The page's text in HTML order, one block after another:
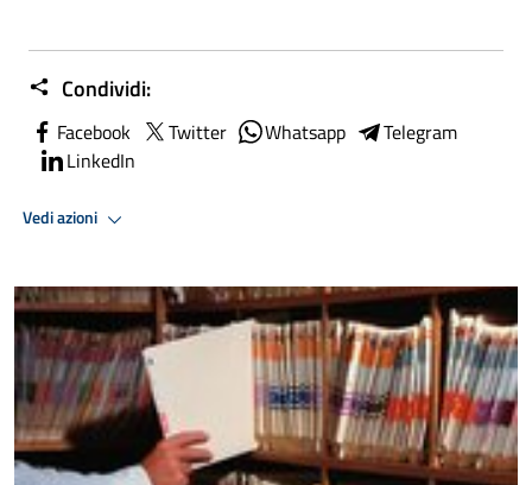
Condividi:
Facebook Twitter Whatsapp
Telegram
LinkedIn
Vedi azioni